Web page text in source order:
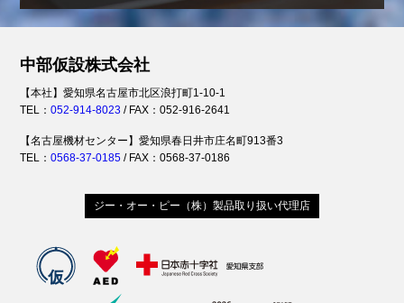
中部仮設株式会社
【本社】愛知県名古屋市北区浪打町1-10-1
TEL：052-914-8023 / FAX：052-916-2641
【名古屋機材センター】愛知県春日井市庄名町913番3
TEL：0568-37-0185 / FAX：0568-37-0186
ジー・オー・ピー（株）製品取り扱い代理店